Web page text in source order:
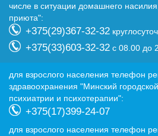
числе в ситуации домашнего
приюта":
+375(29)367-32-32
+375(33)603-32-32 с 08.00 до
для взрослого населения телефон
здравоохранения "Минский
психиатрии и психотерапии":
+375(17)399-24-07
для взрослого населения телефон